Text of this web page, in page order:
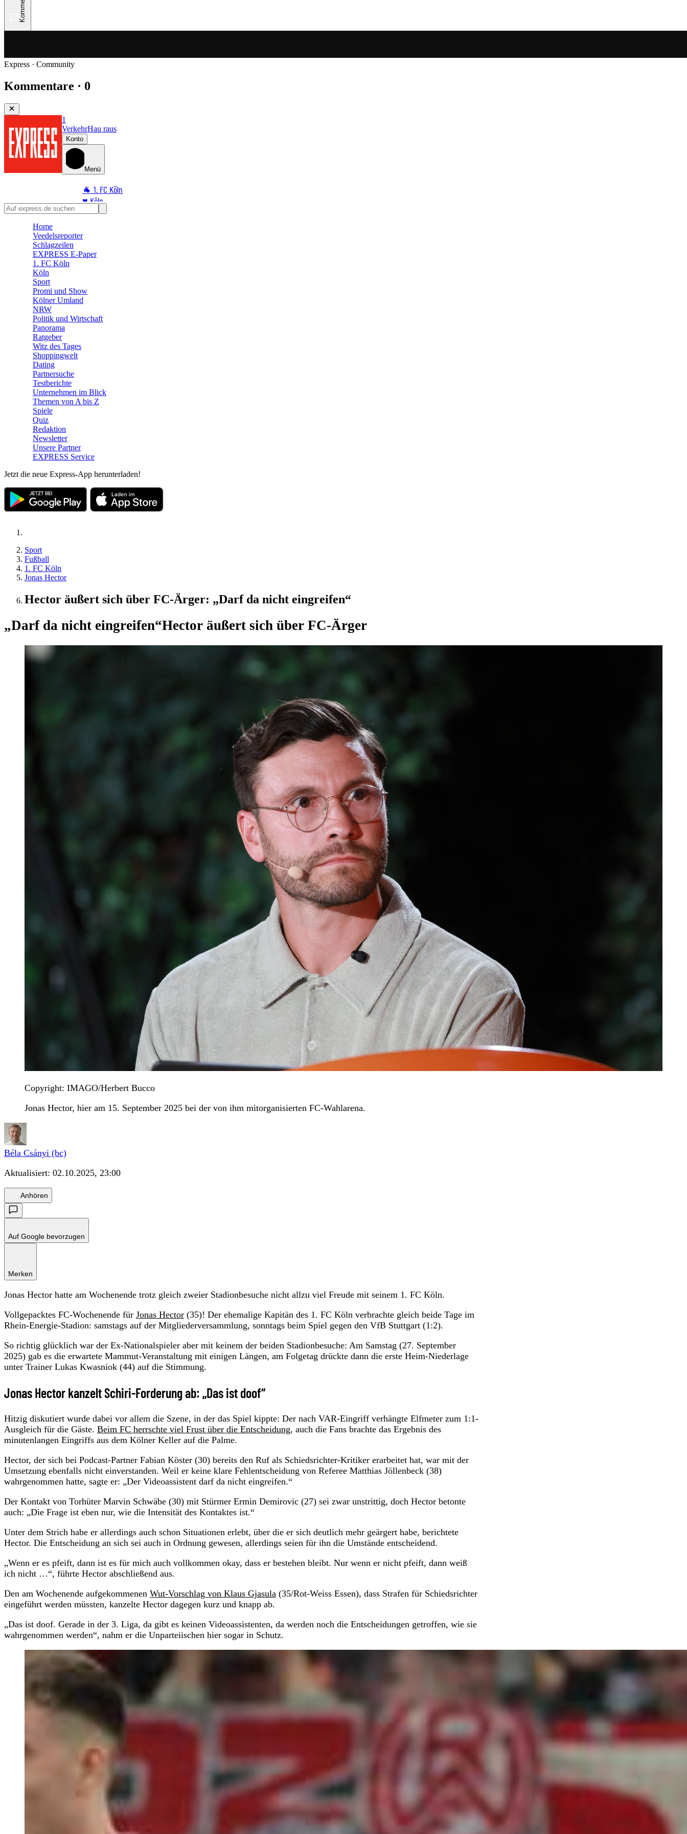
Express · Community
Kommentare · 0
1
VerkehrHau raus
Konto
Menü
🐐 1. FC Köln
♥️ Köln
⭐ Promi
🛒 Shoppingwelt
🧩 Spiele
Home
Veedelsreporter
Schlagzeilen
EXPRESS E-Paper
1. FC Köln
Köln
Sport
Promi und Show
Kölner Umland
NRW
Politik und Wirtschaft
Panorama
Ratgeber
Witz des Tages
Shoppingwelt
Dating
Partnersuche
Testberichte
Unternehmen im Blick
Themen von A bis Z
Spiele
Quiz
Redaktion
Newsletter
Unsere Partner
EXPRESS Service
Jetzt die neue Express-App herunterladen!
Sport
Fußball
1. FC Köln
Jonas Hector
Hector äußert sich über FC-Ärger: „Darf da nicht eingreifen“
„Darf da nicht eingreifen“Hector äußert sich über FC-Ärger
Copyright: IMAGO/Herbert Bucco
Jonas Hector, hier am 15. September 2025 bei der von ihm mitorganisierten FC-Wahlarena.
Béla Csányi (bc)
Aktualisiert: 02.10.2025, 23:00
Anhören
Auf Google bevorzugen
Merken
Jonas Hector hatte am Wochenende trotz gleich zweier Stadionbesuche nicht allzu viel Freude mit seinem 1. FC Köln.
Vollgepacktes FC-Wochenende für Jonas Hector (35)! Der ehemalige Kapitän des 1. FC Köln verbrachte gleich beide Tage im
Rhein-Energie-Stadion: samstags auf der Mitgliederversammlung, sonntags beim Spiel gegen den VfB Stuttgart (1:2).
So richtig glücklich war der Ex-Nationalspieler aber mit keinem der beiden Stadionbesuche: Am Samstag (27. September
2025) gab es die erwartete Mammut-Veranstaltung mit einigen Längen, am Folgetag drückte dann die erste Heim-Niederlage
unter Trainer Lukas Kwasniok (44) auf die Stimmung.
Jonas Hector kanzelt Schiri-Forderung ab: „Das ist doof“
Hitzig diskutiert wurde dabei vor allem die Szene, in der das Spiel kippte: Der nach VAR-Eingriff verhängte Elfmeter zum 1:1-
Ausgleich für die Gäste. Beim FC herrschte viel Frust über die Entscheidung, auch die Fans brachte das Ergebnis des
minutenlangen Eingriffs aus dem Kölner Keller auf die Palme.
Hector, der sich bei Podcast-Partner Fabian Köster (30) bereits den Ruf als Schiedsrichter-Kritiker erarbeitet hat, war mit der
Umsetzung ebenfalls nicht einverstanden. Weil er keine klare Fehlentscheidung von Referee Matthias Jöllenbeck (38)
wahrgenommen hatte, sagte er: „Der Videoassistent darf da nicht eingreifen.“
Der Kontakt von Torhüter Marvin Schwäbe (30) mit Stürmer Ermin Demirovic (27) sei zwar unstrittig, doch Hector betonte
auch: „Die Frage ist eben nur, wie die Intensität des Kontaktes ist.“
Unter dem Strich habe er allerdings auch schon Situationen erlebt, über die er sich deutlich mehr geärgert habe, berichtete
Hector. Die Entscheidung an sich sei auch in Ordnung gewesen, allerdings seien für ihn die Umstände entscheidend.
„Wenn er es pfeift, dann ist es für mich auch vollkommen okay, dass er bestehen bleibt. Nur wenn er nicht pfeift, dann weiß
ich nicht …“, führte Hector abschließend aus.
Den am Wochenende aufgekommenen Wut-Vorschlag von Klaus Gjasula (35/Rot-Weiss Essen), dass Strafen für Schiedsrichter
eingeführt werden müssten, kanzelte Hector dagegen kurz und knapp ab.
„Das ist doof. Gerade in der 3. Liga, da gibt es keinen Videoassistenten, da werden noch die Entscheidungen getroffen, wie sie
wahrgenommen werden“, nahm er die Unparteiischen hier sogar in Schutz.